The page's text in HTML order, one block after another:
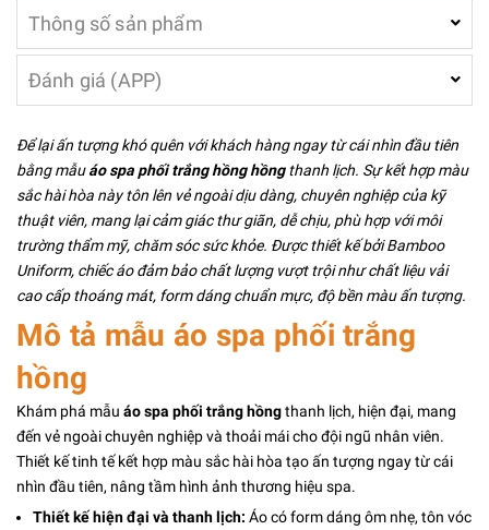
Thông số sản phẩm
Đánh giá (APP)
Để lại ấn tượng khó quên với khách hàng ngay từ cái nhìn đầu tiên
bằng mẫuáo spa phối trắng hồng hồngthanh lịch. Sự kết hợp màu
sắc hài hòa này tôn lên vẻ ngoài dịu dàng, chuyên nghiệp của kỹ
thuật viên, mang lại cảm giác thư giãn, dễ chịu, phù hợp với môi
trường thẩm mỹ, chăm sóc sức khỏe. Được thiết kế bởi Bamboo
Uniform, chiếc áo đảm bảo chất lượng vượt trội như chất liệu vải
cao cấp thoáng mát, form dáng chuẩn mực, độ bền màu ấn tượng.
Mô tả mẫu áo spa phối trắng
hồng
Khám phá mẫu áo spa phối trắng hồngthanh lịch, hiện đại, mang
đến vẻ ngoài chuyên nghiệp và thoải mái cho đội ngũ nhân viên.
Thiết kế tinh tế kết hợp màu sắc hài hòa tạo ấn tượng ngay từ cái
nhìn đầu tiên, nâng tầm hình ảnh thương hiệu spa.
Thiết kế hiện đại và thanh lịch: Áo có form dáng ôm nhẹ, tôn vóc